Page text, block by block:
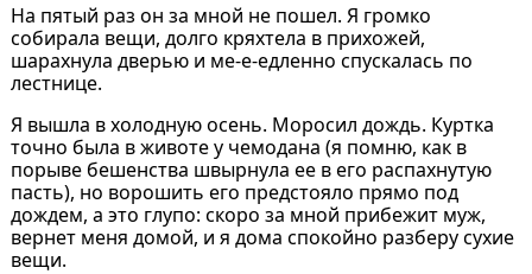
На пятый раз он за мной не пошел. Я громко
собирала вещи, долго кряхтела в прихожей,
шарахнула дверью и ме-е-едленно спускалась по
лестнице.
Я вышла в холодную осень. Моросил дождь. Куртка
точно была в животе у чемодана (я помню, как в
порыве бешенства швырнула ее в его распахнутую
пасть), но ворошить его предстояло прямо под
дождем, а это глупо: скоро за мной прибежит муж,
вернет меня домой, и я дома спокойно разберу сухие
вещи.